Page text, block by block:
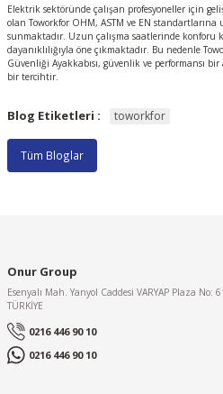
Elektrik sektöründe çalışan profesyoneller için
olan Toworkfor OHM, ASTM ve EN standartlarına
sunmaktadır. Uzun çalışma saatlerinde konforu
dayanıklılığıyla öne çıkmaktadır. Bu nedenle
Güvenliği Ayakkabısı, güvenlik ve performansı
bir tercihtir.
Blog Etiketleri : toworkfor
Tüm Bloglar
Onur Group
Esenyalı Mah. Yanyol Caddesi VARYAP Plaza
TÜRKİYE
0216 446 90 10
0216 446 90 10